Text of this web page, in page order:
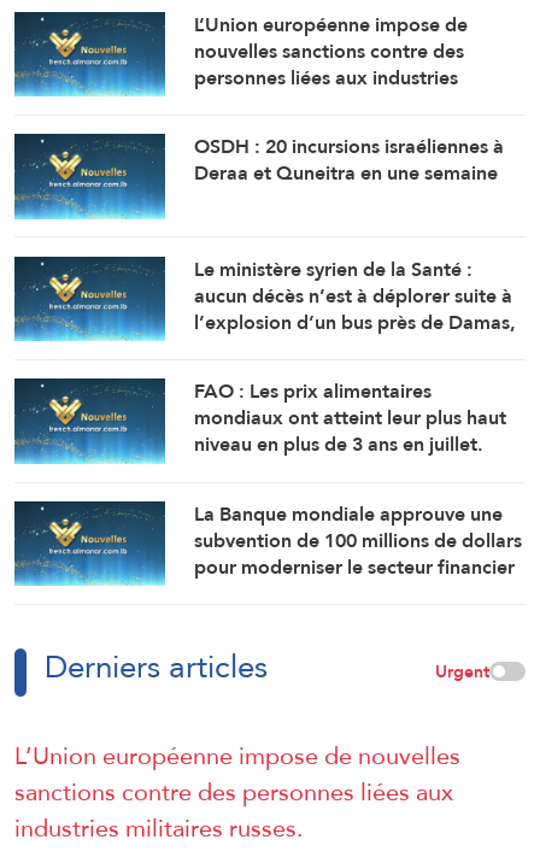
L’Union européenne impose de
nouvelles sanctions contre des
personnes liées aux industries
OSDH : 20 incursions israéliennes à
Deraa et Quneitra en une semaine
Le ministère syrien de la Santé :
aucun décès n’est à déplorer suite à
l’explosion d’un bus près de Damas,
FAO : Les prix alimentaires
mondiaux ont atteint leur plus haut
niveau en plus de 3 ans en juillet.
La Banque mondiale approuve une
subvention de 100 millions de dollars
pour moderniser le secteur financier
Derniers articles Urgent
L’Union européenne impose de nouvelles
sanctions contre des personnes liées aux
industries militaires russes.